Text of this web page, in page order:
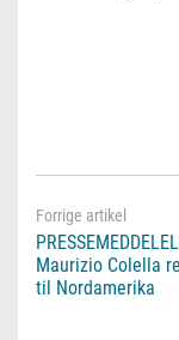
Maurizio Colella
til Nordamerika